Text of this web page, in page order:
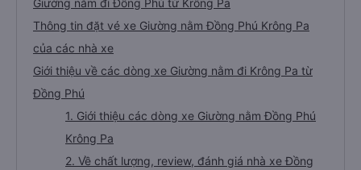
Giường nằm đi Đồng Phú từ Krông Pa
Thông tin đặt vé xe Giường nằm Đồng Phú Krông Pa
của các nhà xe
Giới thiệu về các dòng xe Giường nằm đi Krông Pa từ
Đồng Phú
1. Giới thiệu các dòng xe Giường nằm Đồng Phú
Krông Pa
2. Về chất lượng, review, đánh giá nhà xe Đồng